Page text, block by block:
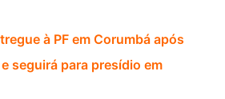
à PF em Corumbá após
seguirá para presídio em